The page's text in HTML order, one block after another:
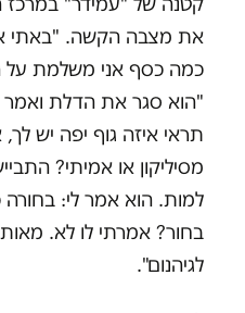
את מצבה הקשה. "באתי
כמה כסף אני משלמת על
"הוא סגר את הדלת ואמר
תראי איזה גוף יפה יש
מסיליקון או אמיתי?
למות. הוא אמר לי:
בחור? אמרתי לו לא.
לגיהנום".